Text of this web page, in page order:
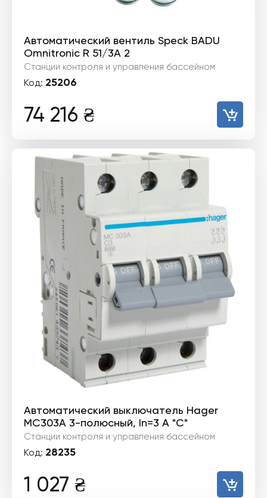
Автоматический вентиль Speck BADU
Omnitronic R 51/3A 2
Станции контроля и управления бассейном
Код: 25206
74 216 ₴
Автоматический выключатель Hager
MC303A 3-полюсный, In=3 А "C"
Станции контроля и управления бассейном
Код: 28235
1 027 ₴